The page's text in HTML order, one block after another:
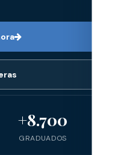
+8.700
GRADUADOS